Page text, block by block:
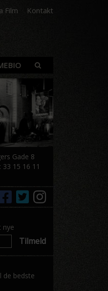
Film Kontakt
Gade 8
15 16 11
nye
Tilmeld
de bedste